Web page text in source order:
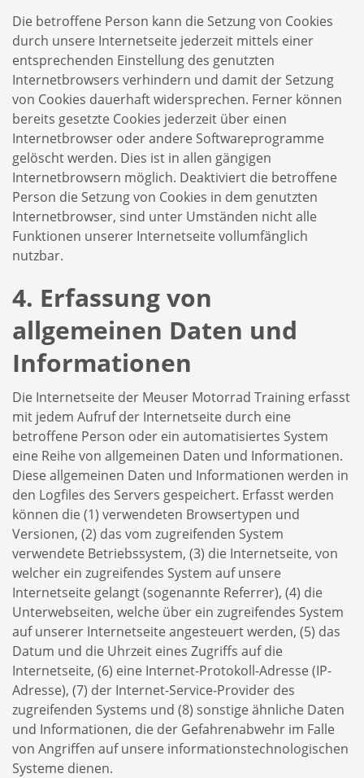
Die betroffene Person kann die Setzung von Cookies
durch unsere Internetseite jederzeit mittels einer
entsprechenden Einstellung des genutzten
Internetbrowsers verhindern und damit der Setzung
von Cookies dauerhaft widersprechen. Ferner können
bereits gesetzte Cookies jederzeit über einen
Internetbrowser oder andere Softwareprogramme
gelöscht werden. Dies ist in allen gängigen
Internetbrowsern möglich. Deaktiviert die betroffene
Person die Setzung von Cookies in dem genutzten
Internetbrowser, sind unter Umständen nicht alle
Funktionen unserer Internetseite vollumfänglich
nutzbar.
4. Erfassung von
allgemeinen Daten und
Informationen
Die Internetseite der Meuser Motorrad Training erfasst
mit jedem Aufruf der Internetseite durch eine
betroffene Person oder ein automatisiertes System
eine Reihe von allgemeinen Daten und Informationen.
Diese allgemeinen Daten und Informationen werden in
den Logfiles des Servers gespeichert. Erfasst werden
können die (1) verwendeten Browsertypen und
Versionen, (2) das vom zugreifenden System
verwendete Betriebssystem, (3) die Internetseite, von
welcher ein zugreifendes System auf unsere
Internetseite gelangt (sogenannte Referrer), (4) die
Unterwebseiten, welche über ein zugreifendes System
auf unserer Internetseite angesteuert werden, (5) das
Datum und die Uhrzeit eines Zugriffs auf die
Internetseite, (6) eine Internet-Protokoll-Adresse (IP-
Adresse), (7) der Internet-Service-Provider des
zugreifenden Systems und (8) sonstige ähnliche Daten
und Informationen, die der Gefahrenabwehr im Falle
von Angriffen auf unsere informationstechnologischen
Systeme dienen.